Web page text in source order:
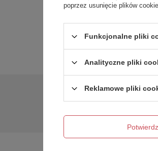
Produkt na zamówienie czas
poprzez usunięcie plików
Funkcjonalne pliki
Analityczne pliki
Reklamowe pliki